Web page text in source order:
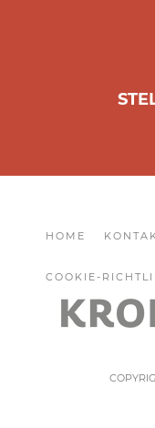
HOME
COOKIE-